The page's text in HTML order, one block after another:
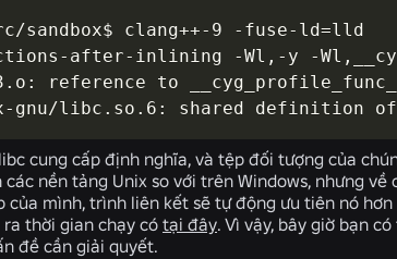
sandbox$ clang++-9 -fuse-ld=lld
after-inlining -Wl,-y -
reference to
gnu/libc.so.6: shared definition
cung cấp định nghĩa, và tệp đối tượng của
nền tảng Unix so với trên Windows, nhưng
của mình, trình liên kết sẽ tự động ưu tiên nó
thời gian chạy có tại đây. Vì vậy, bây giờ bạn
đề cần giải quyết.